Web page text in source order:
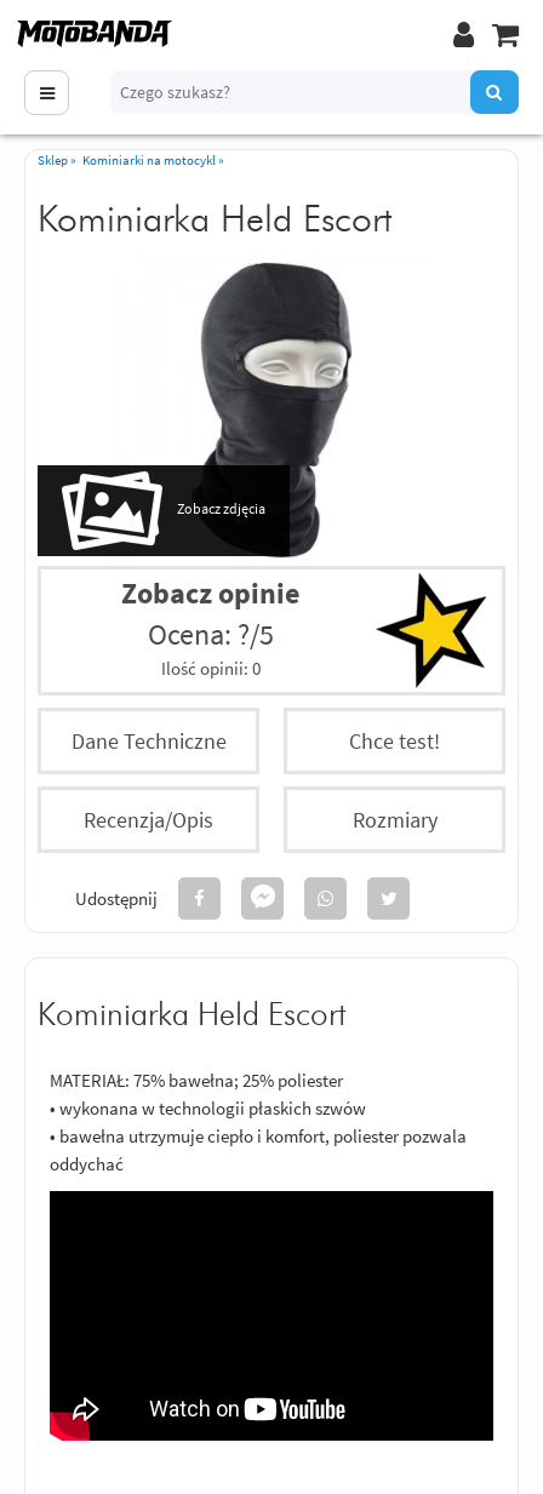
Sklep» Kominiarki na motocykl»
Kominiarka Held Escort
Zobacz zdjęcia
Zobacz opinie
Ocena: ?/5
Ilość opinii: 0
Dane Techniczne Chce test!
Recenzja/Opis Rozmiary
Udostępnij
Kominiarka Held Escort
MATERIAŁ: 75% bawełna; 25% poliester
• wykonana w technologii płaskich szwów
• bawełna utrzymuje ciepło i komfort, poliester pozwala
oddychać